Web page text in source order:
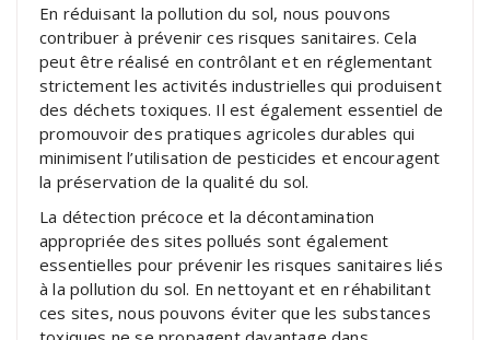
En réduisant la pollution du sol, nous pouvons
contribuer à prévenir ces risques sanitaires. Cela
peut être réalisé en contrôlant et en réglementant
strictement les activités industrielles qui produisent
des déchets toxiques. Il est également essentiel de
promouvoir des pratiques agricoles durables qui
minimisent l’utilisation de pesticides et encouragent
la préservation de la qualité du sol.
La détection précoce et la décontamination
appropriée des sites pollués sont également
essentielles pour prévenir les risques sanitaires liés
à la pollution du sol. En nettoyant et en réhabilitant
ces sites, nous pouvons éviter que les substances